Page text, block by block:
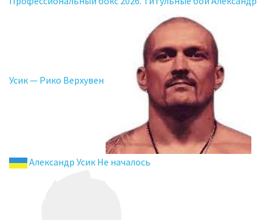
Усик — Рико Верхувен
Александр Усик Не началось